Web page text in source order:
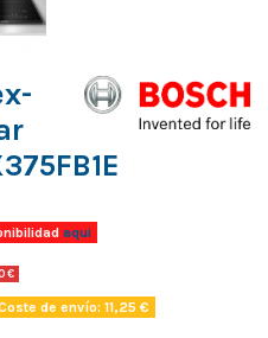
aqui
€
de envío: 11,25 €